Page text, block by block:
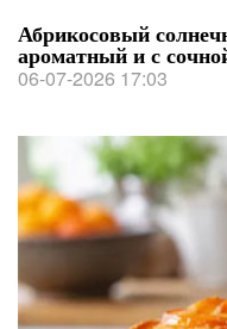
Абрикосовый
ароматный и с
06-07-2026 17:03